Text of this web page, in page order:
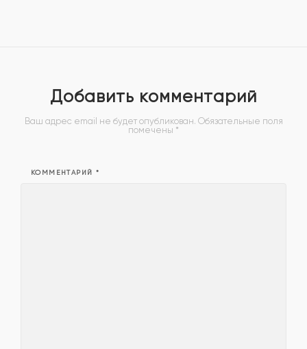
Добавить комментарий
Ваш адрес email не будет опубликован. Обязательные поля
помечены *
КОММЕНТАРИЙ *